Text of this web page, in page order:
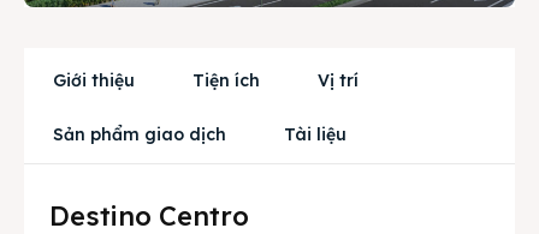
Mua bán
Cho thuê
Thị trường
Giới thiệu Tiện ích Vị trí
Sản phẩm giao dịch Tài liệu
Destino Centro